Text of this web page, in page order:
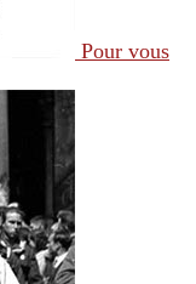
Pour vous